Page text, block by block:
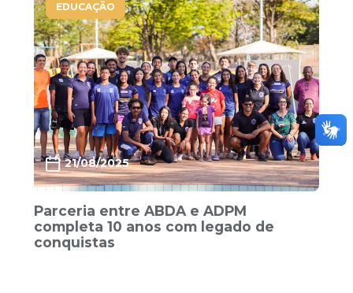
EDUCAÇÃO
21/08/2025
Parceria entre ABDA e ADPM
completa 10 anos com legado de
conquistas